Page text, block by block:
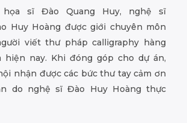
sĩ Đào Quang Huy, nghệ sĩ
Huy Hoàng được giới chuyên môn
viết thư pháp calligraphy hàng
hiện nay. Khi đóng góp cho dự án,
nhận được các bức thư tay cảm ơn
do nghệ sĩ Đào Huy Hoàng thực